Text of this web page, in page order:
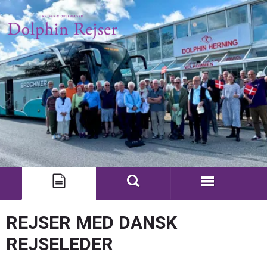
REJSER MED DANSK
REJSELEDER